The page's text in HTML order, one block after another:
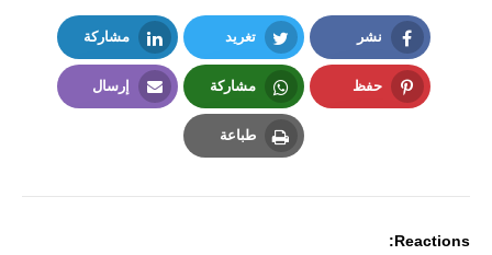
نشر
Facebook
تغريد
Twitter
مشاركة
LinkedIn
حفظ مشاركة
Whatsapp
إرسال
طباعة
Reactions: